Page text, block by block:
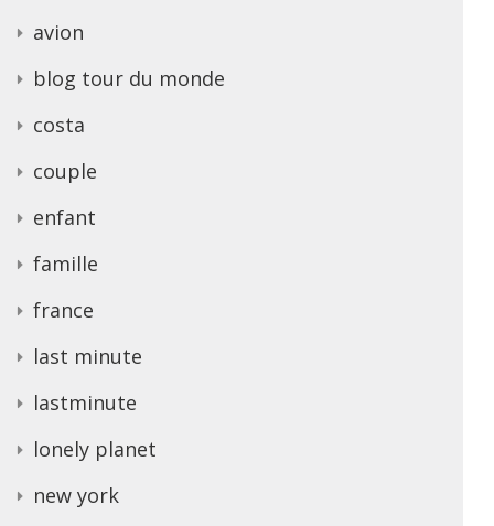
avion
blog tour du monde
costa
couple
enfant
famille
france
last minute
lastminute
lonely planet
new york